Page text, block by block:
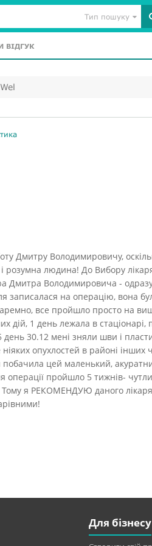
Тип пошуку
ВІДГУК
Дмитру Володимировичу,
розумна людина! До Вибору
Дмитра Володимировича -
записалася на операцію, вона
все пройшло просто на
дій, 1 день лежала в стаціонарі,
30.12 мені зняли шви і
опухлостей в районі інших
побачила цей маленький,
пройшло 5 тижнів-
Тому я РЕКОМЕНДУЮ даного
Для бізнесу